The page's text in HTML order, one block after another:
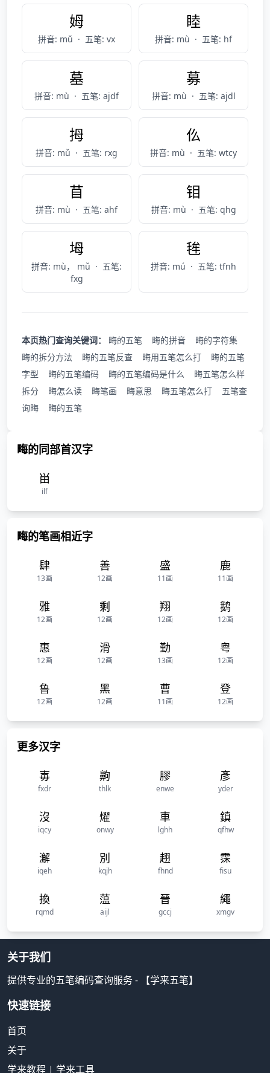
姆
拼音: mǔ · 五笔: vx
睦
拼音: mù · 五笔: hf
墓
拼音: mù · 五笔: ajdf
募
拼音: mù · 五笔: ajdl
拇
拼音: mǔ · 五笔: rxg
仫
拼音: mù · 五笔: wtcy
苜
拼音: mù · 五笔: ahf
钼
拼音: mù · 五笔: qhg
坶
拼音: mù， mǔ · 五笔:
fxg
毪
拼音: mú · 五笔: tfnh
本页热门查询关键词： 畮的五笔 畮的拼音
畮的字符集
畮的拆分方法
畮的五笔反查 畮用五笔怎么打
畮的五笔
字型
畮的五笔编码 畮的五笔编码是什么
畮五笔怎么样
拆分
畮怎么读 畮笔画 畮意思 畮五笔怎么打
五笔查
询畮
畮的五笔
畮的同部首汉字
畄
ilf
畮的笔画相近字
肆
13画
善
12画
盛
11画
鹿
11画
雅
12画
剩
12画
翔
12画
鹅
12画
惠
12画
滑
12画
勤
13画
粤
12画
鲁
12画
黑
12画
曹
11画
登
12画
更多汉字
毐
fxdr
齁
thlk
膠
enwe
彥
yder
沒
iqcy
燿
onwy
車
lghh
鎮
qfhw
澥
iqeh
別
kqjh
趐
fhnd
霂
fisu
換
rqmd
蕰
aijl
晉
gccj
繩
xmgv
关于我们
提供专业的五笔编码查询服务 - 【学来五笔】
快速链接
首页
关于
学来教程 | 学来工具